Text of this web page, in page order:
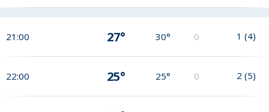
21:00 27° 30° 0 1 (4)
22:00 25° 25° 0 2 (5)